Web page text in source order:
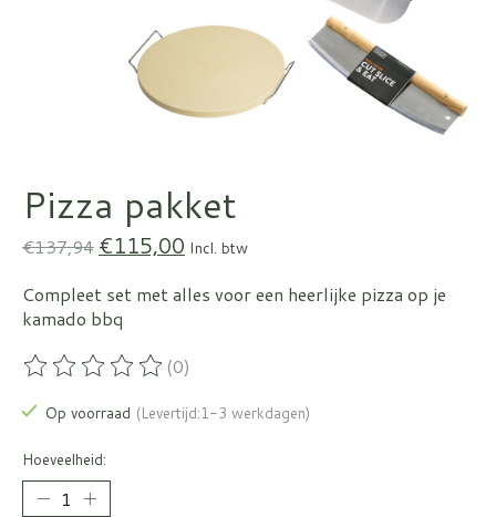
Pizza pakket
€137,94 €115,00 Incl. btw
Compleet set met alles voor een heerlijke pizza op je
kamado bbq
De beoordeling van dit product is
(0)
Op voorraad (Levertijd:1-3 werkdagen)
Hoeveelheid: